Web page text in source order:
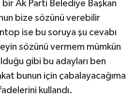
Ak Parti Belediye Başkan
bize sözünü verebilir
ise bu soruya şu cevabı
sözünü vermem mümkün
gibi bu adayları ben
bunun için çabalayacağıma
kullandı.